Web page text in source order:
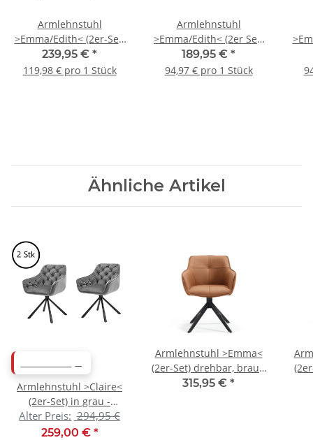
Armlehnstuhl
>Emma/Edith< (2er-Set)
in grau - 59x82x62
(BxHxT)
239,95 € *
119,98 € pro 1 Stück
Armlehnstuhl
>Emma/Edith< (2er Set)
in rost, Samtbezug -
59x82x62cm (BxHxT)
189,95 € *
94,97 € pro 1 Stück
Ähnliche Artikel
Armlehnstuhl >Claire<
(2er-Set) in grau -
57x81x58 (BxHxT)
Alter Preis: 294,95 €
259,00 € *
Armlehnstuhl >Emma<
(2er-Set) drehbar, braun
mit Leder, Gestell
315,95 € *